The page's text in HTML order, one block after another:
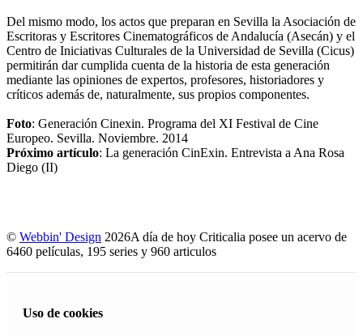
Del mismo modo, los actos que preparan en Sevilla la Asociación de
Escritoras y Escritores Cinematográficos de Andalucía (Asecán) y el
Centro de Iniciativas Culturales de la Universidad de Sevilla (Cicus)
permitirán dar cumplida cuenta de la historia de esta generación
mediante las opiniones de expertos, profesores, historiadores y
críticos además de, naturalmente, sus propios componentes.
Foto: Generación Cinexin. Programa del XI Festival de Cine
Europeo. Sevilla. Noviembre. 2014
Próximo artículo: La generación CinExin. Entrevista a Ana Rosa
Diego (II)
© Webbin' Design 2026A día de hoy Criticalia posee un acervo de
6460 películas, 195 series y 960 articulos
Uso de cookies